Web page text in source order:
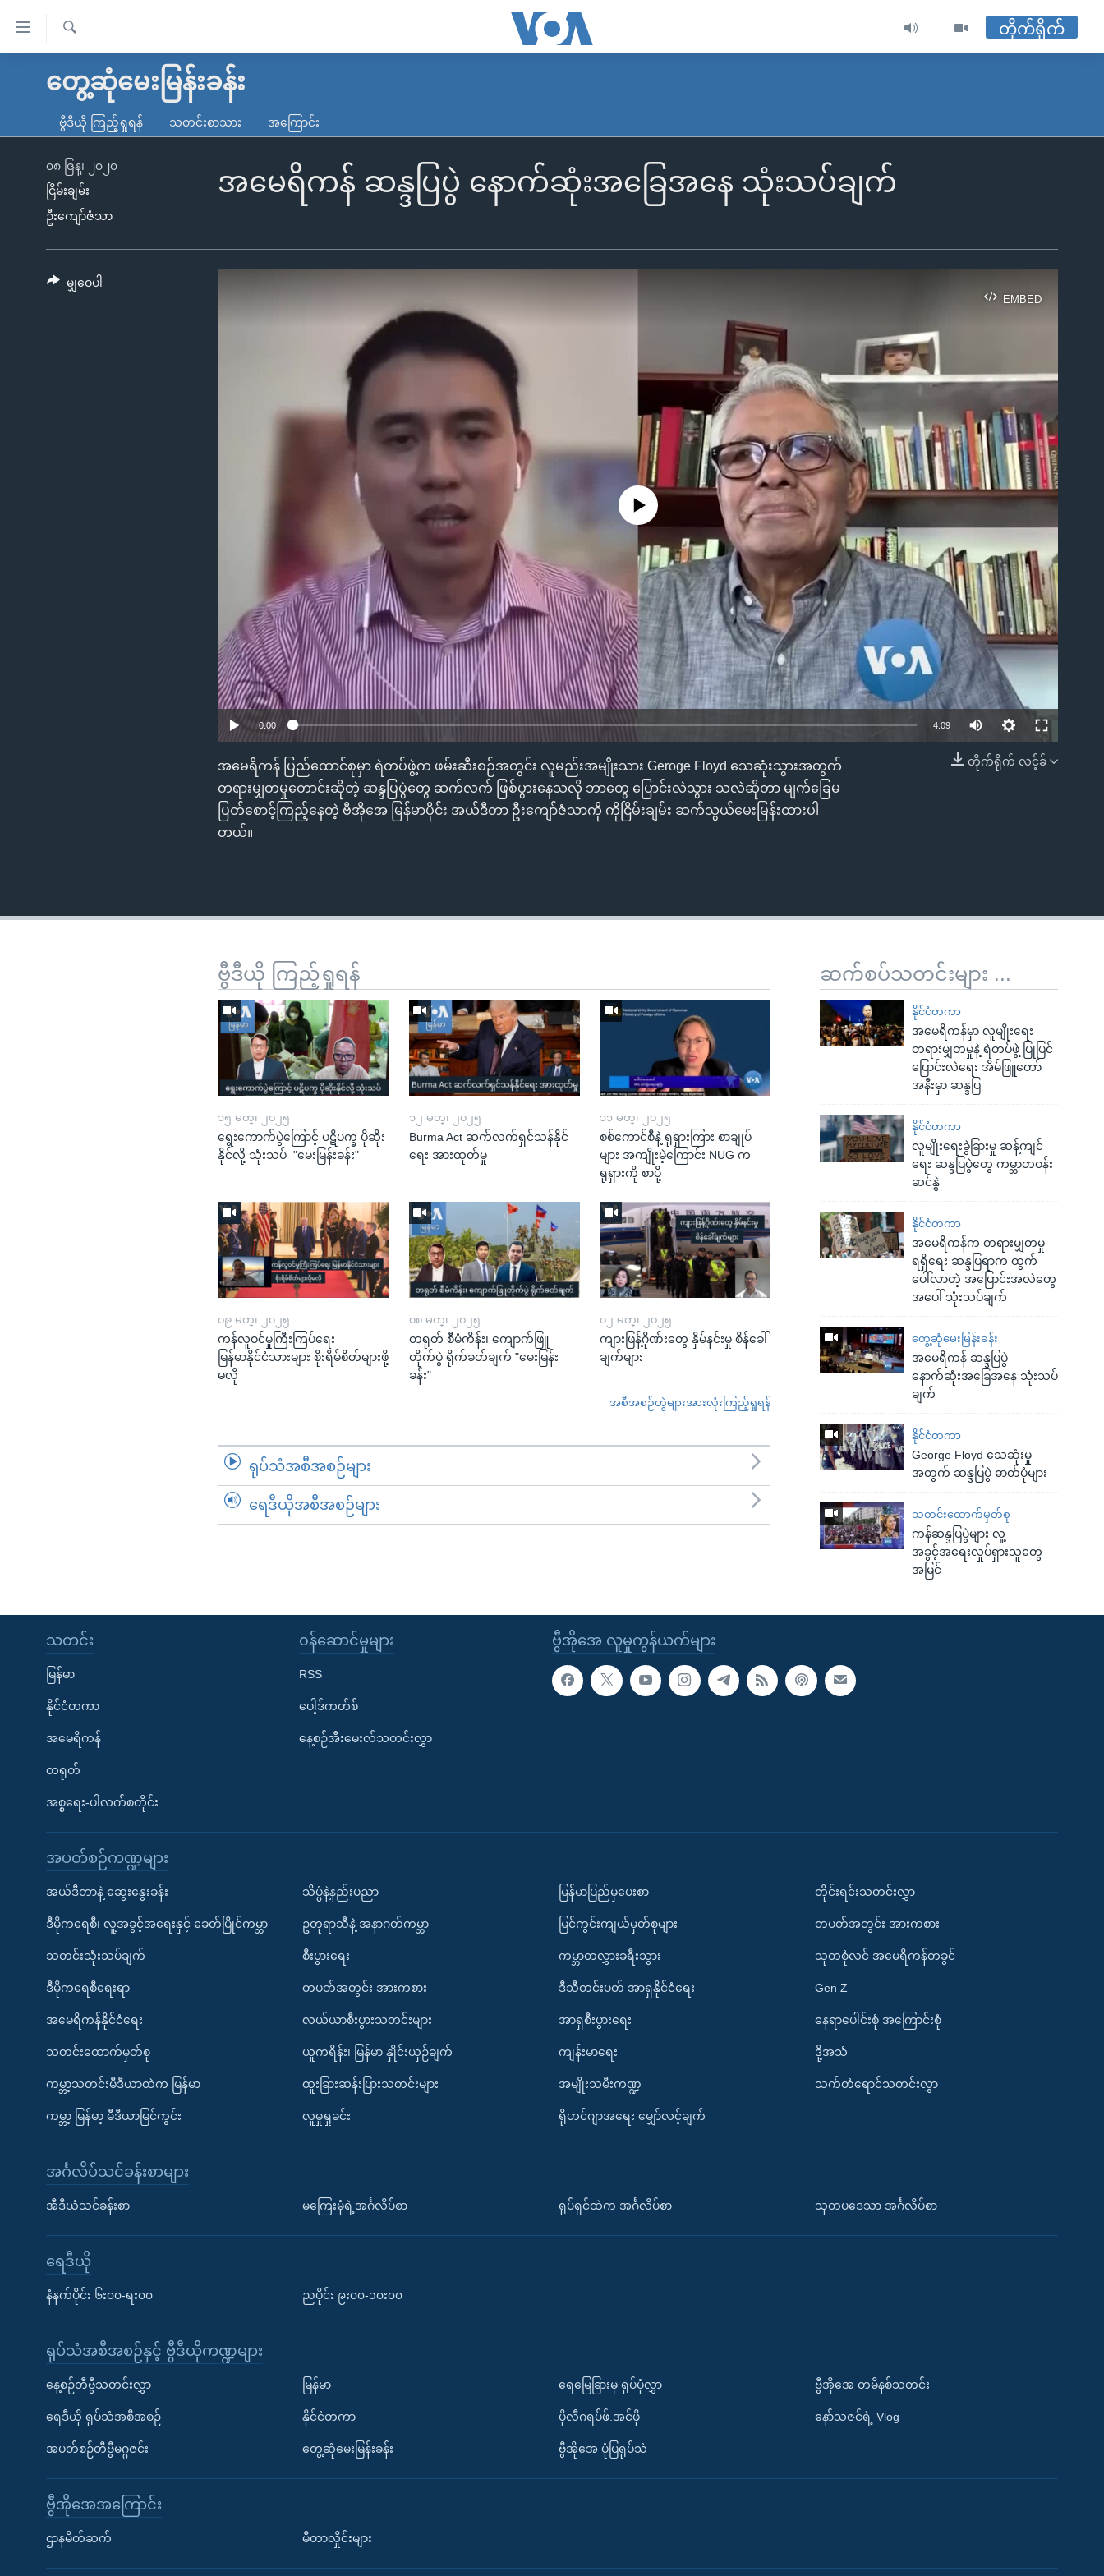
လွယ်ကူ
သည့်
မူလစာမျက်နှာ
ကမ္ဘာ့သတင်းများ
နိုင်ငံတကာ
အမေရိကန်
တရုတ်
အစ္စရေး-ပါလက်စတိုင်း
သတင်းလွတ်လပ်ခွင့်
ရပ်ဝန်းတခု လမ်းတခု အလွန်
အင်္ဂလိပ်စာလေ့လာမယ်
အမေရိကန်သုံးအီဒီယံ
အပတ်စဉ်ကဏ္ဍများ
ရ
တိုက်ရိုက်
တွေ့ဆုံမေးမြန်းခန်း
ဗွီဒီယို ကြည့်ရှုရန် သတင်းစာသား အကြောင်း
အမေရိကန် ဆန္ဒပြပွဲ နောက်ဆုံးအခြေအနေ သုံးသပ်ချက်
၀၈ ဇြန္၊ ၂၀၂၀
ငြိမ်းချမ်း
ဦးကျော်ဇံသာ
EMBED
EMBED
No media source currently available
0:00 4:09
တိုက်ရိုက် လင့်ခ်
အမေရိကန် ပြည်ထောင်စုမှာ ရဲတပ်ဖွဲ့က ဖမ်းဆီးစဉ်အတွင်း လူမည်းအမျိုးသား Geroge Floyd သေဆုံးသွားအတွက်
တရားမျှတမှုတောင်းဆိုတဲ့ ဆန္ဒပြပွဲတွေ ဆက်လက် ဖြစ်ပွားနေသလို ဘာတွေ ပြောင်းလဲသွား သလဲဆိုတာ မျက်ခြေမ
ပြတ်စောင့်ကြည့်နေတဲ့ ဗီအိုအေ မြန်မာပိုင်း အယ်ဒီတာ ဦးကျော်ဇံသာကို ကိုငြိမ်းချမ်း ဆက်သွယ်မေးမြန်းထားပါ
တယ်။
မျှဝေပါ
ဆက်စပ်သတင်းများ ...
နိုင်ငံတကာ
အမေရိကန်မှာ လူမျိုးရေး
တရားမျှတမှုနဲ့ ရဲတပ်ဖွဲ့ ပြုပြင်
ပြောင်းလဲရေး အိမ်ဖြူတော်
အနီးမှာ ဆန္ဒပြ
နိုင်ငံတကာ
လူမျိုးရေးခွဲခြားမှု ဆန့်ကျင်
ရေး ဆန္ဒပြပွဲတွေ ကမ္ဘာတဝန်း
ဆင်နွှဲ
နိုင်ငံတကာ
အမေရိကန်က တရားမျှတမှု
ရရှိရေး ဆန္ဒပြရာက ထွက်
ပေါ်လာတဲ့ အပြောင်းအလဲတွေ
အပေါ် သုံးသပ်ချက်
တွေ့ဆုံမေးမြန်းခန်း
အမေရိကန် ဆန္ဒပြပွဲ
နောက်ဆုံးအခြေအနေ သုံးသပ်
ချက်
နိုင်ငံတကာ
George Floyd သေဆုံးမှု
အတွက် ဆန္ဒပြပွဲ ဓာတ်ပုံများ
သတင်းထောက်မှတ်စု
ကန်ဆန္ဒပြပွဲများ လူ့
အခွင့်အရေးလှုပ်ရှားသူတွေ
အမြင်
ဗွီဒီယို ကြည့်ရှုရန်
၁၅ မတ္၊ ၂၀၂၅
ရွေးကောက်ပွဲကြောင့် ပဋိပက္ခ ပိုဆိုး
နိုင်လို့ သုံးသပ် "မေးမြန်းခန်း"
၁၂ မတ္၊ ၂၀၂၅
Burma Act ဆက်လက်ရှင်သန်နိုင်
ရေး အားထုတ်မှု
၁၁ မတ္၊ ၂၀၂၅
စစ်ကောင်စီနဲ့ ရုရှားကြား စာချုပ်
များ အကျိုးမဲ့ကြောင်း NUG က
ရုရှားကို စာပို့
၀၉ မတ္၊ ၂၀၂၅
ကန်လူဝင်မှုကြီးကြပ်ရေး
မြန်မာနိုင်ငံသားများ စိုးရိမ်စိတ်များဖို့
မလို
၀၈ မတ္၊ ၂၀၂၅
တရုတ် စီမံကိန်း၊ ကျောက်ဖြူ
တိုက်ပွဲ ရိုက်ခတ်ချက် "မေးမြန်း
ခန်း"
၀၂ မတ္၊ ၂၀၂၅
ကျားဖြန့်ဂိုဏ်းတွေ နှိမ်နင်းမှု စိန်ခေါ်
ချက်များ
အစီအစဉ်တွဲများအားလုံးကြည့်ရှုရန်
ရုပ်သံအစီအစဉ်များ
ရေဒီယိုအစီအစဉ်များ
ဗွီအိုအေ လူမှုကွန်ယက်များ
သတင်း
မြန်မာ
နိုင်ငံတကာ
အမေရိကန်
တရုတ်
အစ္စရေး-ပါလက်စတိုင်း
၀န်ဆောင်မှုများ
RSS
ပေါ့ဒ်ကတ်စ်
နေ့စဉ်အီးမေးလ်သတင်းလွှာ
အပတ်စဉ်ကဏ္ဍများ
အယ်ဒီတာနဲ့ ဆွေးနွေးခန်း
ဒီမိုကရေစီ၊ လူ့အခွင့်အရေးနှင့် ခေတ်ပြိုင်ကမ္ဘာ
သတင်းသုံးသပ်ချက်
ဒီမိုကရေစီရေးရာ
အမေရိကန်နိုင်ငံရေး
သတင်းထောက်မှတ်စု
ကမ္ဘာ့သတင်းမီဒီယာထဲက မြန်မာ
ကမ္ဘာ့ မြန်မာ့ မီဒီယာမြင်ကွင်း
သိပ္ပံနဲ့နည်းပညာ
ဥတုရာသီနဲ့ အနာဂတ်ကမ္ဘာ
စီးပွားရေး
တပတ်အတွင်း အားကစား
လယ်ယာစီးပွားသတင်းများ
ယူကရိန်း၊ မြန်မာ နှိုင်းယှဉ်ချက်
ထူးခြားဆန်းပြားသတင်းများ
လူမှုရှုခင်း
မြန်မာပြည်မှပေးစာ
မြင်ကွင်းကျယ်မှတ်စုများ
ကမ္ဘာတလွှားခရီးသွား
ဒီသီတင်းပတ် အာရှနိုင်ငံရေး
အာရှစီးပွားရေး
ကျန်းမာရေး
အမျိုးသမီးကဏ္ဍ
ရိုဟင်ဂျာအရေး မျှော်လင့်ချက်
တိုင်းရင်းသတင်းလွှာ
တပတ်အတွင်း အားကစား
သုတစုံလင် အမေရိကန်တခွင်
Gen Z
နေရာပေါင်းစုံ အကြောင်းစုံ
ဒို့အသံ
သက်တံရောင်သတင်းလွှာ
အင်္ဂလိပ်သင်ခန်းစာများ
အီဒီယံသင်ခန်းစာ မကြေးမုံရဲ့အင်္ဂလိပ်စာ ရုပ်ရှင်ထဲက အင်္ဂလိပ်စာ သုတပဒေသာ အင်္ဂလိပ်စာ
ရေဒီယို
နံနက်ပိုင်း ၆း၀၀-ရး၀၀ ညပိုင်း ၉း၀၀-၁၀း၀၀
ရုပ်သံအစီအစဉ်နှင့် ဗွီဒီယိုကဏ္ဍများ
နေ့စဉ်တီဗွီသတင်းလွှာ
ရေဒီယို ရုပ်သံအစီအစဉ်
အပတ်စဉ်တီဗွီမဂ္ဂဇင်း
မြန်မာ
နိုင်ငံတကာ
တွေ့ဆုံမေးမြန်းခန်း
ရေမြေခြားမှ ရုပ်ပုံလွှာ
ပိုလီဂရပ်ဖ်.အင်ဖို
ဗွီအိုအေ ပုံပြရုပ်သံ
ဗွီအိုအေ တမိနစ်သတင်း
နော်သဇင်ရဲ့ Vlog
ဗွီအိုအေအကြောင်း
ဌာနမိတ်ဆက် မီတာလှိုင်းများ